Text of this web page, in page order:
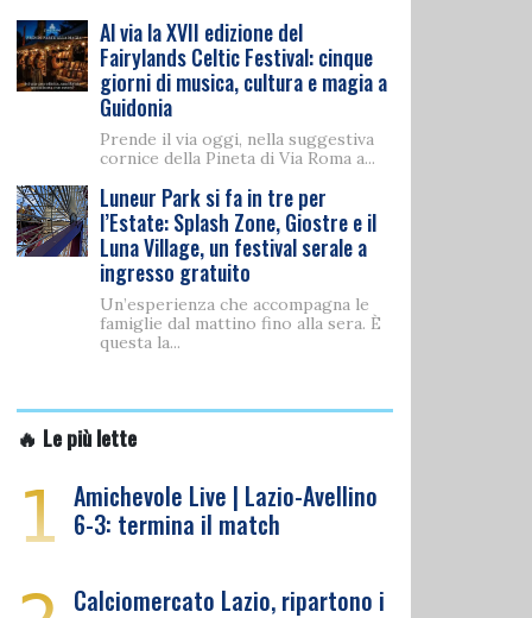
Al via la XVII edizione del
Fairylands Celtic Festival: cinque
giorni di musica, cultura e magia a
Guidonia
Prende il via oggi, nella suggestiva
cornice della Pineta di Via Roma a...
Luneur Park si fa in tre per
l’Estate: Splash Zone, Giostre e il
Luna Village, un festival serale a
ingresso gratuito
Un’esperienza che accompagna le
famiglie dal mattino fino alla sera. È
questa la...
🔥 Le più lette
1 Amichevole Live | Lazio-Avellino
6-3: termina il match
Calciomercato Lazio, ripartono i